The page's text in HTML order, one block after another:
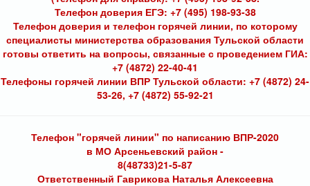
Телефон доверия ЕГЭ: +7 (495) 198-93-38
Телефон доверия и телефон горячей линии, по которому
специалисты министерства образования Тульской области
готовы ответить на вопросы, связанные с проведением ГИА:
+7 (4872) 22-40-41
Телефоны горячей линии ВПР Тульской области: +7 (4872) 24-
53-26, +7 (4872) 55-92-21
Телефон "горячей линии" по написанию ВПР-2020
в МО Арсеньевский район -
8(48733)21-5-87
Ответственный Гаврикова Наталья Алексеевна